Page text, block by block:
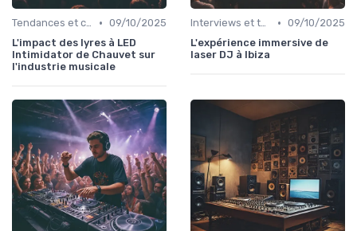
Tendances et chiffres du marché • 09/10/2025
L'impact des lyres à LED
Intimidator de Chauvet sur
l'industrie musicale
Interviews et témoignages • 09/10/2025
L'expérience immersive de
laser DJ à Ibiza